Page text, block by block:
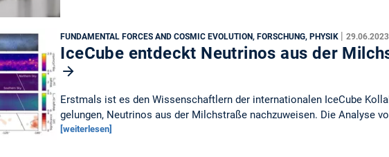
FUNDAMENTAL FORCES AND COSMIC EVOLUTION, FORSCHUNG, PHYSIK |29.06.2023
IceCube entdeckt Neutrinos aus der
Erstmals ist es den Wissenschaftlern der internationalen IceCube
gelungen, Neutrinos aus der Milchstraße nachzuweisen. Die Analyse
[weiterlesen]